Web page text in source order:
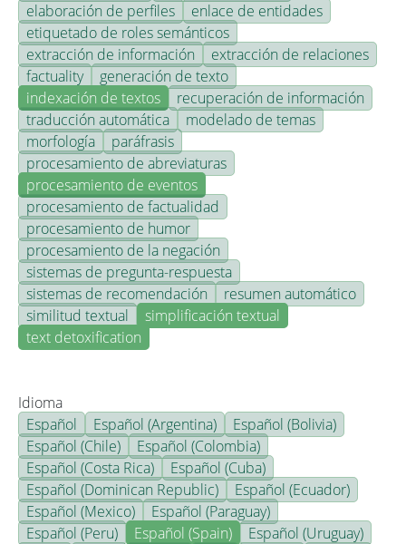
elaboración de perfiles
enlace de entidades
etiquetado de roles semánticos
extracción de información
extracción de relaciones
factuality
generación de texto
indexación de textos
recuperación de información
traducción automática
modelado de temas
morfología
paráfrasis
procesamiento de abreviaturas
procesamiento de eventos
procesamiento de factualidad
procesamiento de humor
procesamiento de la negación
sistemas de pregunta-respuesta
sistemas de recomendación
resumen automático
similitud textual
simplificación textual
text detoxification
Idioma
Español
Español (Argentina)
Español (Bolivia)
Español (Chile)
Español (Colombia)
Español (Costa Rica)
Español (Cuba)
Español (Dominican Republic)
Español (Ecuador)
Español (Mexico)
Español (Paraguay)
Español (Peru)
Español (Spain)
Español (Uruguay)